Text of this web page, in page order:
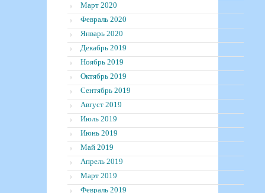
Март 2020
Февраль 2020
Январь 2020
Декабрь 2019
Ноябрь 2019
Октябрь 2019
Сентябрь 2019
Август 2019
Июль 2019
Июнь 2019
Май 2019
Апрель 2019
Март 2019
Февраль 2019